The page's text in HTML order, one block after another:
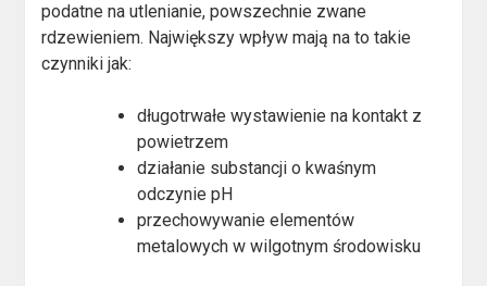
podatne na utlenianie, powszechnie zwane
rdzewieniem. Największy wpływ mają na to takie
czynniki jak:
długotrwałe wystawienie na kontakt z
powietrzem
działanie substancji o kwaśnym
odczynie pH
przechowywanie elementów
metalowych w wilgotnym środowisku